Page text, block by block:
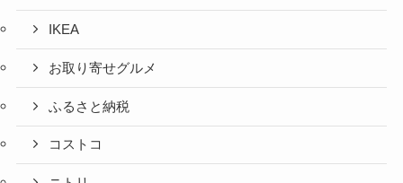
IKEA
お取り寄せグルメ
ふるさと納税
コストコ